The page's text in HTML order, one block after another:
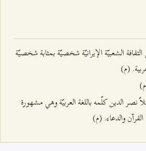
الشعبيّة الإيرانيّة شخصيّة بمثابة شخصيّة
(م)
نصر الدين كلّمه باللغة العربيّة وهي مشهورة
القرآن والدعاء. (م)